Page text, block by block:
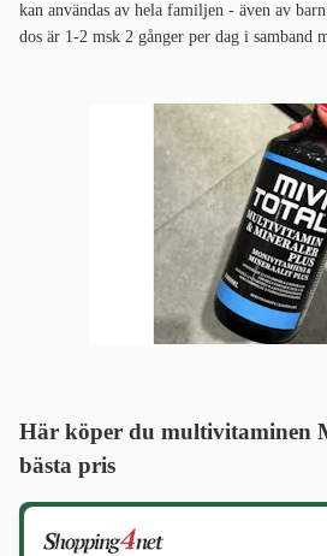
kan användas av hela familjen - även av
dos är 1-2 msk 2 gånger per dag i samband
Här köper du multivitaminen
bästa pris